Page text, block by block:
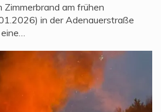
Zimmerbrand am frühen
in der Adenauerstraße